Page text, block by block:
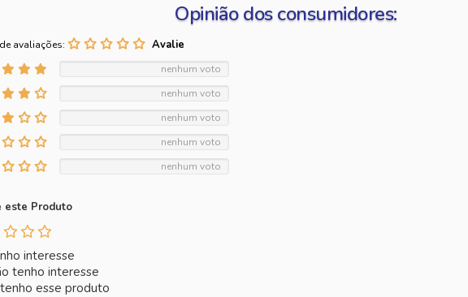
Opinião dos consumidores:
avaliações:
nenhum voto
nenhum voto
nenhum voto
nenhum voto
nenhum voto
este Produto
interesse
tenho interesse
esse produto